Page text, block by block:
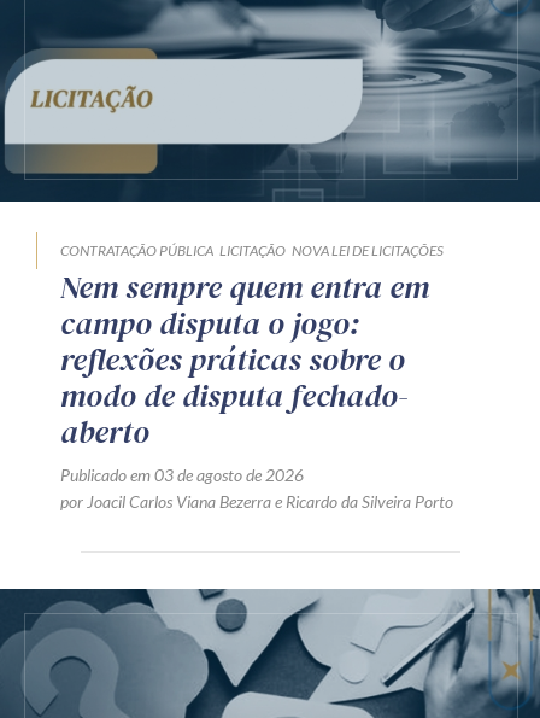
CONTRATAÇÃO PÚBLICA LICITAÇÃO NOVA LEI DE LICITAÇÕES
Nem sempre quem entra em
campo disputa o jogo:
reflexões práticas sobre o
modo de disputa fechado-
aberto
Publicado em 03 de agosto de 2026
por Joacil Carlos Viana Bezerrae Ricardo da Silveira Porto